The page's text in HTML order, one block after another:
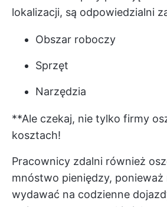
lokalizacji, są odpowiedzialni
Obszar roboczy
Sprzęt
Narzędzia
**Ale czekaj, nie tylko firmy
kosztach!
Pracownicy zdalni również
mnóstwo pieniędzy, ponieważ
wydawać na codzienne